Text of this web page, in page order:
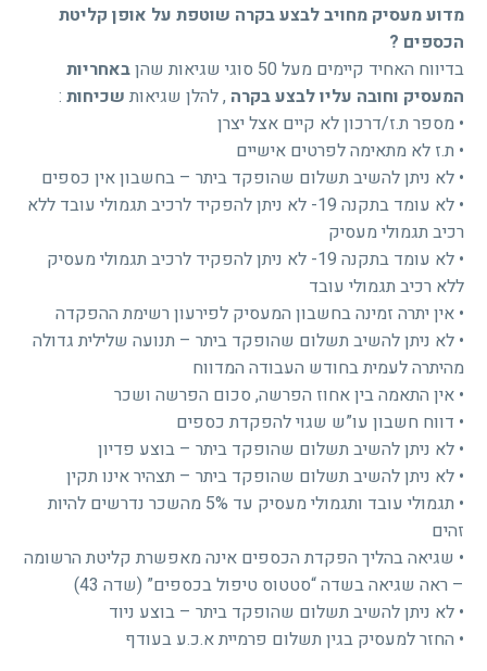
מדוע מעסיק מחויב לבצע בקרה שוטפת על אופן קליטת
הכספים ?
בדיווח האחיד קיימים מעל 50 סוגי שגיאות שהן
באחריות
המעסיק וחובה עליו לבצע בקרה , להלן שגיאות שכיחות :
• מספר ת.ז/דרכון לא קיים אצל יצרן
• ת.ז לא מתאימה לפרטים אישיים
• לא ניתן להשיב תשלום שהופקד ביתר – בחשבון אין כספים
• לא עומד בתקנה 19- לא ניתן להפקיד לרכיב תגמולי עובד ללא
רכיב תגמולי מעסיק
• לא עומד בתקנה 19- לא ניתן להפקיד לרכיב תגמולי מעסיק
ללא רכיב תגמולי עובד
• אין יתרה זמינה בחשבון המעסיק לפירעון רשימת ההפקדה
• לא ניתן להשיב תשלום שהופקד ביתר – תנועה שלילית גדולה
מהיתרה לעמית בחודש העבודה המדווח
• אין התאמה בין אחוז הפרשה, סכום הפרשה ושכר
• דווח חשבון עו”ש שגוי להפקדת כספים
• לא ניתן להשיב תשלום שהופקד ביתר – בוצע פדיון
• לא ניתן להשיב תשלום שהופקד ביתר – תצהיר אינו תקין
• תגמולי עובד ותגמולי מעסיק עד 5% מהשכר נדרשים להיות
זהים
• שגיאה בהליך הפקדת הכספים אינה מאפשרת קליטת הרשומה
– ראה שגיאה בשדה “סטטוס טיפול בכספים” (שדה 43)
• לא ניתן להשיב תשלום שהופקד ביתר – בוצע ניוד
• החזר למעסיק בגין תשלום פרמיית א.כ.ע בעודף